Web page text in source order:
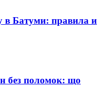
в Батуми: правила и
без поломок: що